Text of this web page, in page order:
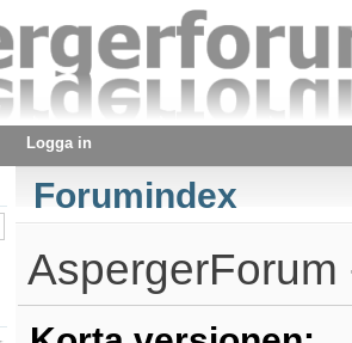
Logga in
Forumindex
AspergerForum